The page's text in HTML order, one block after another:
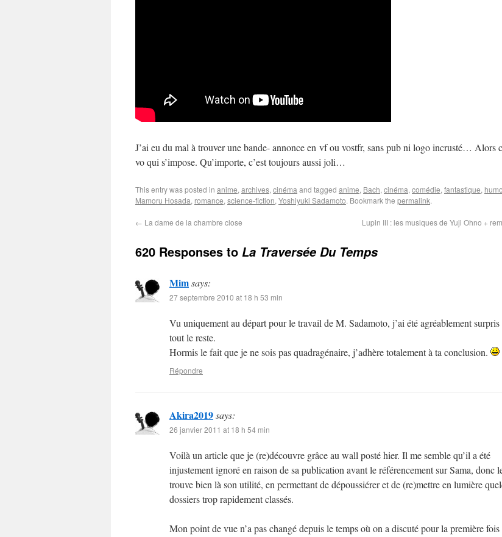
J’ai eu du mal à trouver une bande- annonce en vf ou vostfr, sans pub ni logo incrusté… Alors
vo qui s’impose. Qu’importe, c’est toujours aussi joli…
This entry was posted in anime, archives, cinéma and tagged anime, Bach, cinéma, comédie, fantastique,
Mamoru Hosada, romance, science-fiction, Yoshiyuki Sadamoto. Bookmark the permalink.
← La dame de la chambre close Lupin III : les musiques de Yuji Ohno +
620 Responses to La Traversée Du Temps
Mimsays:
27 septembre 2010 at 18 h 53 min
Vu uniquement au départ pour le travail de M. Sadamoto, j’ai été agréablement surpris
tout le reste.
Hormis le fait que je ne sois pas quadragénaire, j’adhère totalement à ta conclusion.
Répondre
Akira2019says:
26 janvier 2011 at 18 h 54 min
Voilà un article que je (re)découvre grâce au wall posté hier. Il me semble qu’il a été
injustement ignoré en raison de sa publication avant le référencement sur Sama, donc
trouve bien là son utilité, en permettant de dépoussiérer et de (re)mettre en lumière
dossiers trop rapidement classés.
Mon point de vue n’a pas changé depuis le temps où on a discuté pour la première fois